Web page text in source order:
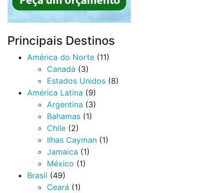
Principais Destinos
América do Norte (11)
Canadá (3)
Estados Unidos (8)
América Latina (9)
Argentina (3)
Bahamas (1)
Chile (2)
Ilhas Cayman (1)
Jamaica (1)
México (1)
Brasil (49)
Ceará (1)